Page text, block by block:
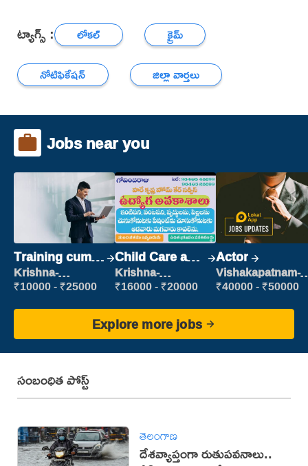
ట్యాగ్స్ : లోకల్
క్రైమ్
నోటిఫికేషన్
జిల్లా వార్తలు
Jobs near you
Training cum
Placement
Krishna-
vijayawada
₹10000 - ₹25000
Child Care and
Patient care
Krishna-
vijayawada
₹16000 - ₹20000
Actor
Vishakapatnam-
new
₹40000 - ₹50000
Explore more jobs
సంబంధిత పోస్ట్
తెలంగాణ
దేశవ్యాప్తంగా రుతుపవనాలు..